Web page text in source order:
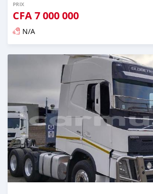
PRIX
CFA7 000 000
N/A
Publié il y a plus de 2 ans